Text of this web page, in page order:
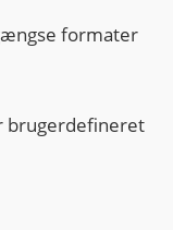
formater
brugerdefineret